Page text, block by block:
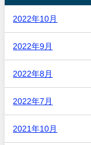
2022年10月
2022年9月
2022年8月
2022年7月
2021年10月